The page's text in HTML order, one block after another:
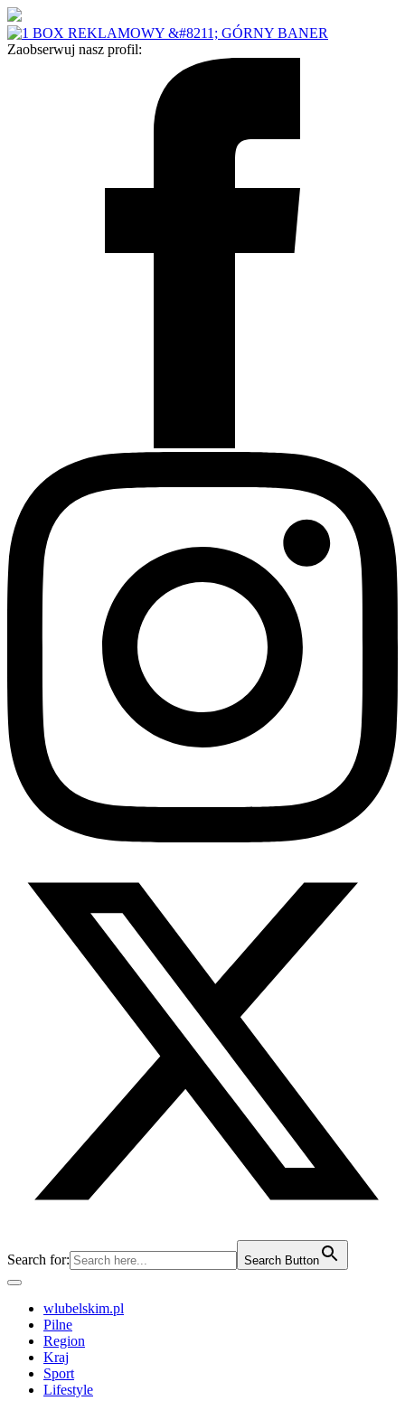
Zaobserwuj nasz profil:
Search for: Search Button
wlubelskim.pl
Pilne
Region
Kraj
Sport
Lifestyle